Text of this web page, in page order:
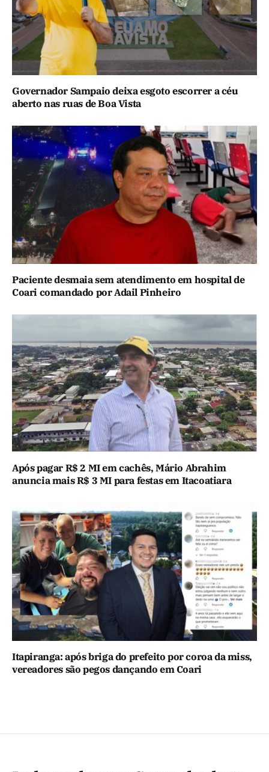
Governador Sampaio deixa esgoto escorrer a céu
aberto nas ruas de Boa Vista
Paciente desmaia sem atendimento em hospital de
Coari comandado por Adail Pinheiro
Após pagar R$ 2 MI em cachês, Mário Abrahim
anuncia mais R$ 3 MI para festas em Itacoatiara
Itapiranga: após briga do prefeito por coroa da miss,
vereadores são pegos dançando em Coari